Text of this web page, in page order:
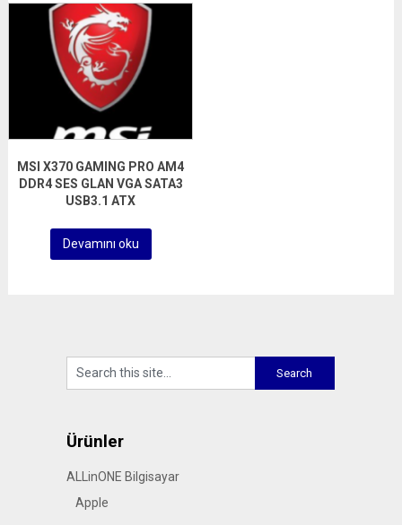
MSI X370 GAMING PRO AM4
DDR4 SES GLAN VGA SATA3
USB3.1 ATX
Devamını oku
Ürünler
ALLinONE Bilgisayar
Apple